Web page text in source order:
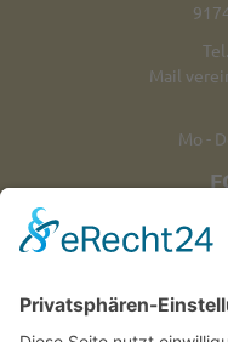
Tel.
Mail
Mo -
KONTAKT |